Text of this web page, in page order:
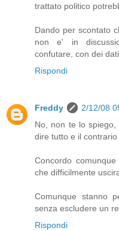
trattato politico
Dando per scontato
non e' in
confutare, con dei
Rispondi
Freddy
2/12/08
No, non te lo
dire tutto e il
Concordo
che difficilmente
Comunque stanno
senza escludere un
Rispondi